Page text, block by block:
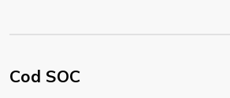
Cod SOC